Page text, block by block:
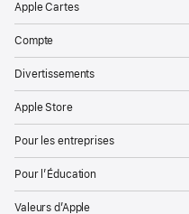
Apple Cartes
Compte
Divertissements
Apple Store
Pour les entreprises
Pour l’Éducation
Valeurs d’Apple